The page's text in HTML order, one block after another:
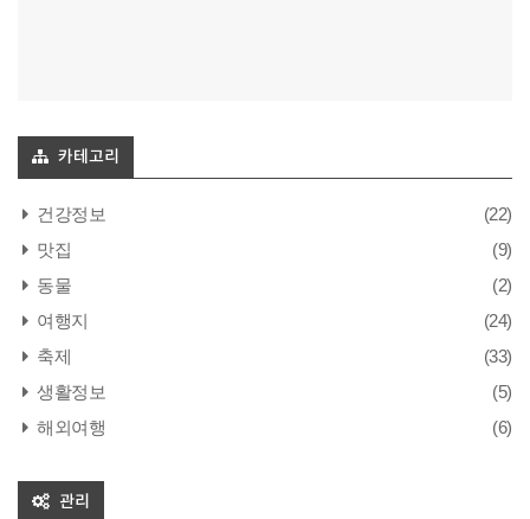
카테고리
건강정보
(22)
맛집
(9)
동물
(2)
여행지
(24)
축제
(33)
생활정보
(5)
해외여행
(6)
관리